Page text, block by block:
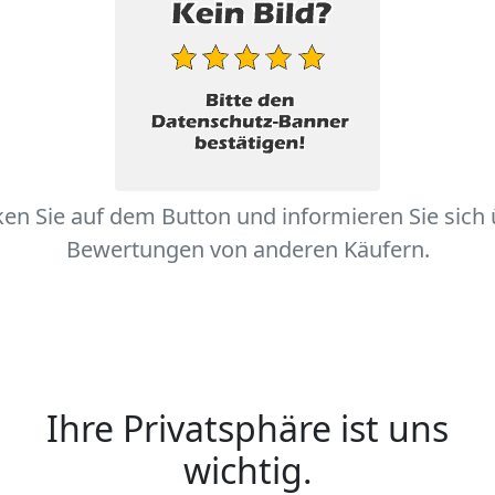
Sie auf dem Button und informieren Sie sich
Bewertungen von anderen Käufern.
Ihre Privatsphäre ist uns
wichtig.